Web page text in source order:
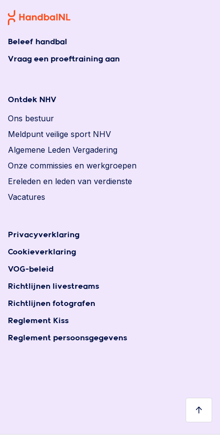
Beleef handbal
Vraag een proeftraining aan
Ontdek NHV
Ons bestuur
Meldpunt veilige sport NHV
Algemene Leden Vergadering
Onze commissies en werkgroepen
Ereleden en leden van verdienste
Vacatures
Privacyverklaring
Cookieverklaring
VOG-beleid
Richtlijnen livestreams
Richtlijnen fotografen
Reglement Kiss
Reglement persoonsgegevens